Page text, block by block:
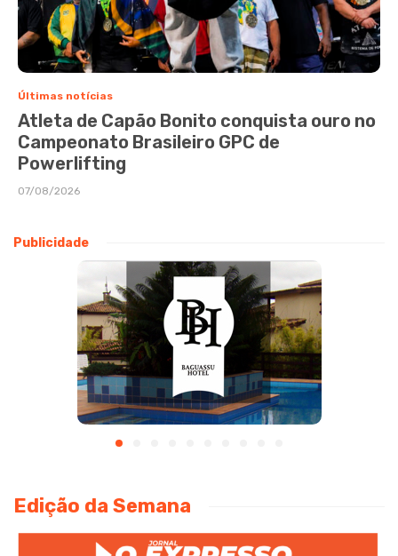
Últimas notícias
Atleta de Capão Bonito conquista ouro no
Campeonato Brasileiro GPC de
Powerlifting
07/08/2026
Publicidade
Edição da Semana